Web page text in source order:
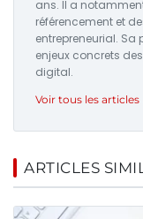
ans. Il a
référencement et
entrepreneurial.
enjeux concrets
digital.
Voir tous les
ARTICLES